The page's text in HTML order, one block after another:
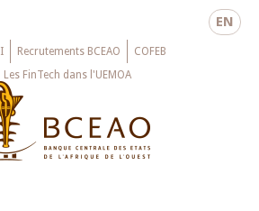
EN
Recrutements BCEAO
COFEB
Les FinTech dans l'UEMOA